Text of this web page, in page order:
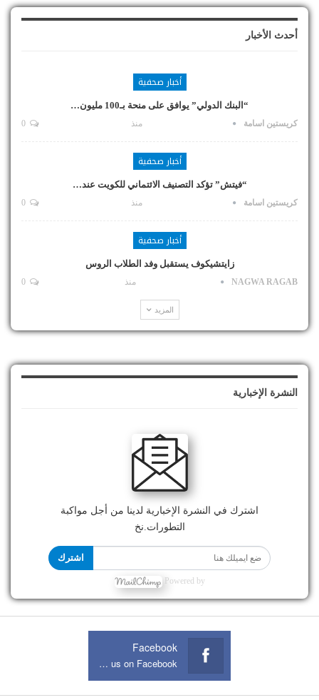
أحدث الأخبار
أخبار صحفية
“البنك الدولي” يوافق على منحة بـ100 مليون…
كريستين اسامة منذ
أخبار صحفية
“فيتش” تؤكد التصنيف الائتماني للكويت عند…
كريستين اسامة منذ
أخبار صحفية
زايتشيكوف يستقبل وفد الطلاب الروس
NAGWA RAGAB منذ
المزيد
النشرة الإخبارية
اشترك في النشرة الإخبارية لدينا من أجل مواكبة
التطورات.نخ
اشترك
Powered by
Facebook
Join us on Facebook